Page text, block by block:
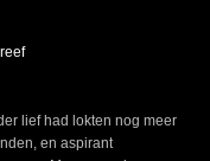
lief had lokten nog meer
en aspirant